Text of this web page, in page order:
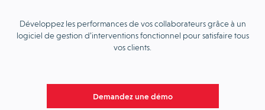
Développez les performances de vos collaborateurs grâce à un
logiciel de gestion d’interventions fonctionnel pour satisfaire tous
vos clients.
Demandez une démo